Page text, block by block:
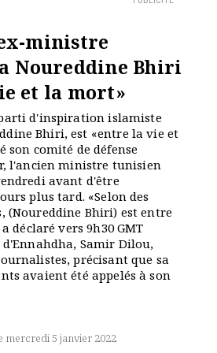
ministre
Noureddine Bhiri
et la mort»
d'inspiration islamiste
Bhiri, est «entre la vie et
son comité de défense
l'ancien ministre tunisien
avant d'être
plus tard. «Selon des
(Noureddine Bhiri) est entre
déclaré vers 9h30 GMT
Samir Dilou,
précisant que sa
avaient été appelés à son
mercredi 5 janvier 2022